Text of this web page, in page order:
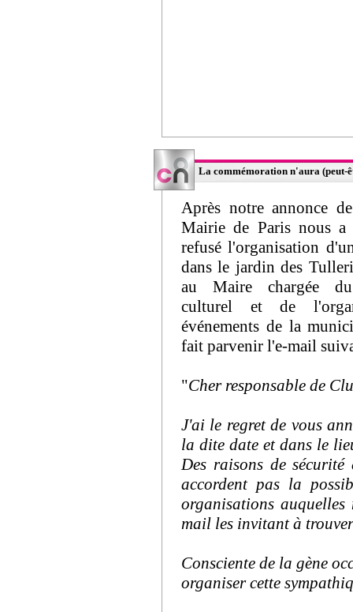
La commémoration n'aura (peut-
Après notre annonce
Mairie de Paris nous a
refusé l'organisation
dans le jardin des
au Maire chargée du
culturel et de
événements de la
fait parvenir l'e-mail
"Cher responsable de
J'ai le regret de vous
la dite date et dans le
Des raisons de
accordent pas la
organisations
mail les invitant à
Consciente de la gène
organiser cette